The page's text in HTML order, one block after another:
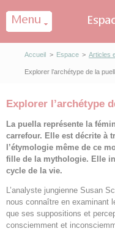
Accueil > Espace > Articles
Explorer l’archétype de la
Explorer l’archétype
La puella représente la
carrefour. Elle est décrite à
l’étymologie même de ce
fille de la mythologie. Elle
cycle de la vie.
L’analyste jungienne Susan
nous connaître en examinant
que ses suppositions et
consciemment et